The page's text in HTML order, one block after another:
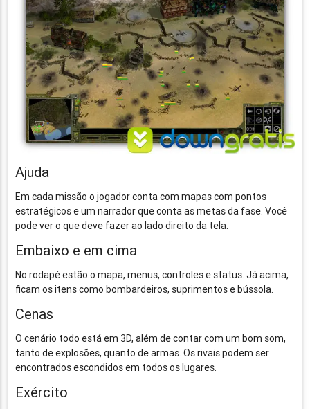
Ajuda
Em cada missão o jogador conta com mapas com pontos
estratégicos e um narrador que conta as metas da fase. Você
pode ver o que deve fazer ao lado direito da tela.
Embaixo e em cima
No rodapé estão o mapa, menus, controles e status. Já acima,
ficam os itens como bombardeiros, suprimentos e bússola.
Cenas
O cenário todo está em 3D, além de contar com um bom som,
tanto de explosões, quanto de armas. Os rivais podem ser
encontrados escondidos em todos os lugares.
Exército